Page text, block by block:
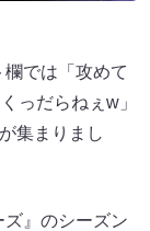
では「攻めて
っだらねぇw」
集まりまし
』のシーズン